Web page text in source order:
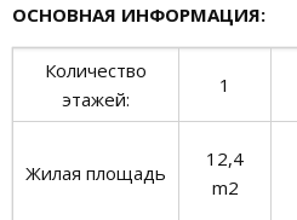
ОСНОВНАЯ ИНФОРМАЦИЯ:
Количество
этажей:
1
Жилая площадь
12,4
m2